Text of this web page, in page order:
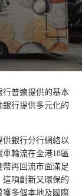
行普遍提供的基本
行提供多元化的
供銀行分行網絡以
輪流在全港18區
再回流市面滿足
項創新又環保的
獲多個本地及國際